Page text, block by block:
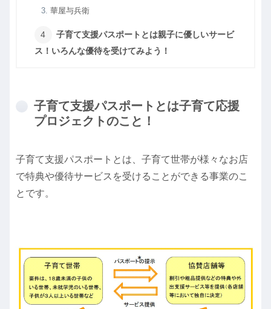
華屋与兵衛
子育て支援パスポートとは親子に優しいサービ
ス！いろんな優待を受けてみよう！
子育て支援パスポートとは子育て応援
プロジェクトのこと！
子育て支援パスポートとは、子育て世帯が様々なお店
で特典や優待サービスを受けることができる事業のこ
とです。